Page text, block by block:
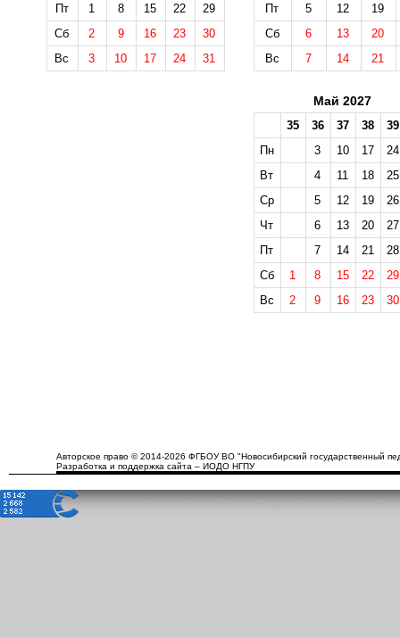
Пт
1 8 15 22
29
Сб
2 9 16 23
30
Вс
3 10 17 24 31
Пт
5 12
19
Сб
6 13
20
Вс
7 14 21
Май 2027
35 36 37 38
39
Пн
3 10 17
24
Вт
4 11 18
25
Ср
5 12 19
26
Чт
6 13 20
27
Пт
7 14 21
28
Сб
1 8 15 22
29
Вс
2 9 16 23 30
Авторское право © 2014-2026 ФГБОУ ВО "Новосибирский государственный
Разработка и поддержка сайта – ИОДО НГПУ